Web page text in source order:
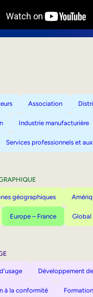
Association
Industrie manufacturière
Services professionnels et
géographiques
Europe – France Global
Développement
à la conformité